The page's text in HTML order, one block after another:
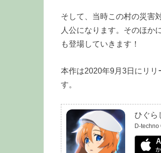
そして、当時この村の災害
人公になります。そのほか
も登場していきます！
本作は2020年9月3日にリリ
す。
ひぐら
D-techno